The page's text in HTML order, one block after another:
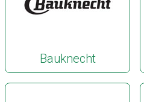
Bauknecht